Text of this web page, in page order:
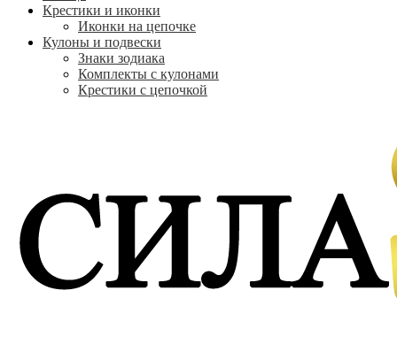
Крестики и иконки
Иконки на цепочке
Кулоны и подвески
Знаки зодиака
Комплекты с кулонами
Крестики с цепочкой